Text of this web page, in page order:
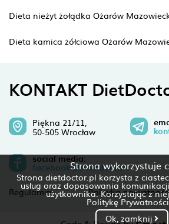
Strona wykorzystuje
Strona dietdoctor.pl korzysta z
usług oraz dopasowania
użytkownika. Korzystając z
Politykę Prywatności
Ok, zamknij
Dieta nieżyt żołądka Ożarów
Dieta kamica żółciowa Ożarów
KONTAKT
Piękna 21/11,
50-505 Wrocław
social media:
facebook.pl/dietdoctor
Regulamin Polityka